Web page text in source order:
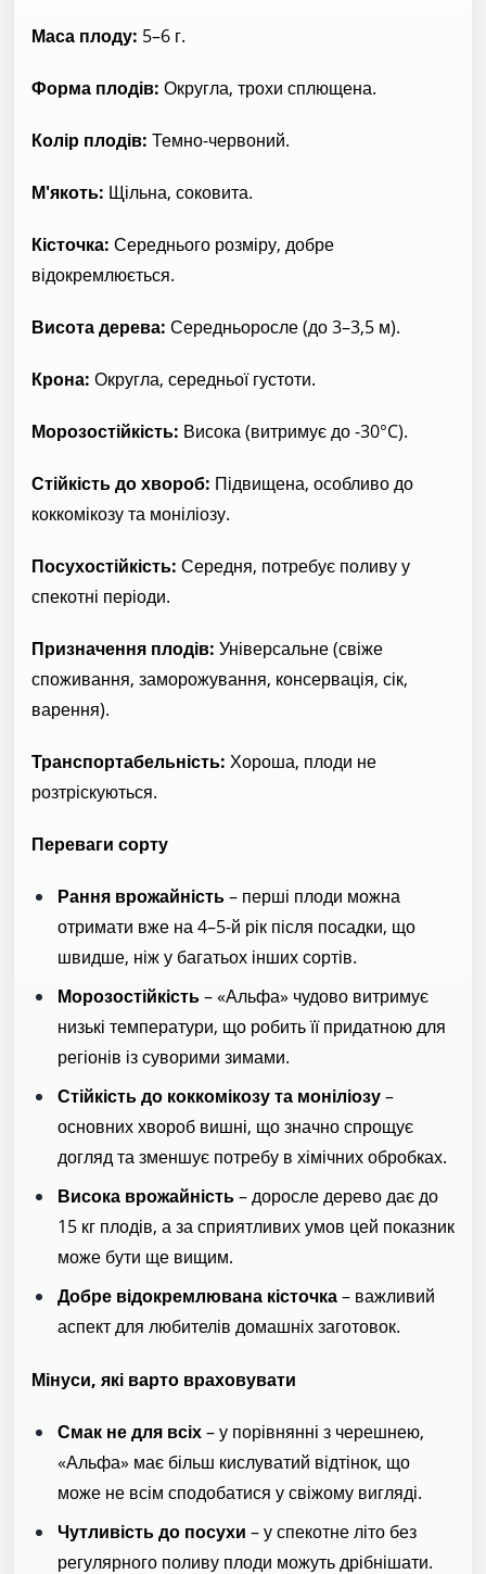
Маса плоду: 5–6 г.
Форма плодів: Округла, трохи сплющена.
Колір плодів: Темно-червоний.
М'якоть: Щільна, соковита.
Кісточка: Середнього розміру, добре
відокремлюється.
Висота дерева: Середньоросле (до 3–3,5 м).
Крона: Округла, середньої густоти.
Морозостійкість: Висока (витримує до -30°C).
Стійкість до хвороб: Підвищена, особливо до
коккомікозу та моніліозу.
Посухостійкість: Середня, потребує поливу у
спекотні періоди.
Призначення плодів: Універсальне (свіже
споживання, заморожування, консервація, сік,
варення).
Транспортабельність: Хороша, плоди не
розтріскуються.
Переваги сорту
Рання врожайність– перші плоди можна
отримати вже на 4–5-й рік після посадки, що
швидше, ніж у багатьох інших сортів.
Морозостійкість– «Альфа» чудово витримує
низькі температури, що робить її придатною для
регіонів із суворими зимами.
Стійкість до коккомікозу та моніліозу–
основних хвороб вишні, що значно спрощує
догляд та зменшує потребу в хімічних обробках.
Висока врожайність– доросле дерево дає до
15 кг плодів, а за сприятливих умов цей показник
може бути ще вищим.
Добре відокремлювана кісточка– важливий
аспект для любителів домашніх заготовок.
Мінуси, які варто враховувати
Смак не для всіх– у порівнянні з черешнею,
«Альфа» має більш кислуватий відтінок, що
може не всім сподобатися у свіжому вигляді.
Чутливість до посухи – у спекотне літо без
регулярного поливу плоди можуть дрібнішати.